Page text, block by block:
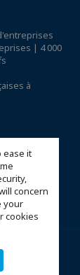
ease it
concern
your
cookies
| 4 000
à